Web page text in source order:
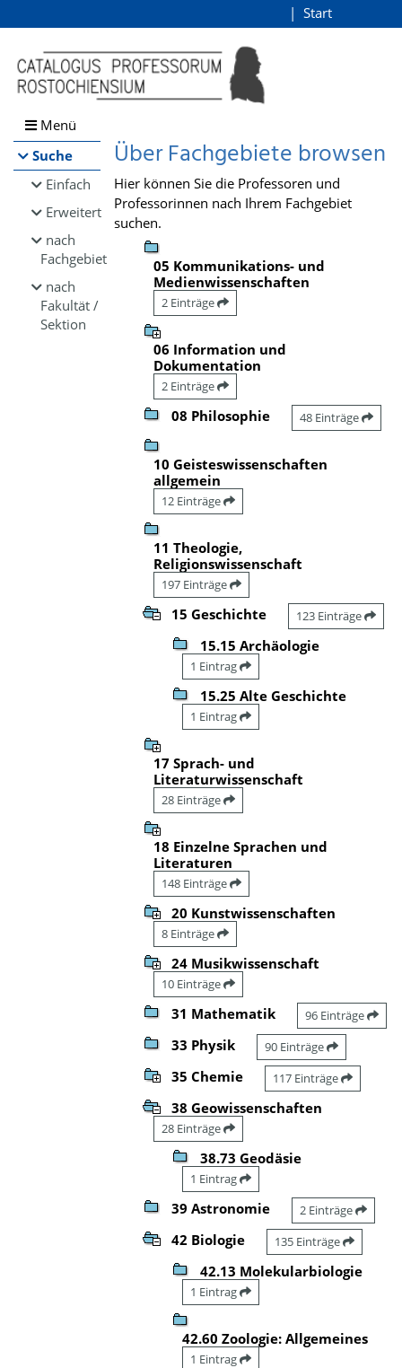
Browsen
direkt zum Inhalt
Start
Menü
Suche
Einfach
Erweitert
nach
Fachgebiet
nach
Fakultät /
Sektion
Über Fachgebiete browsen
Hier können Sie die Professoren und
Professorinnen nach Ihrem Fachgebiet
suchen.
05 Kommunikations- und
Medienwissenschaften
2 Einträge
06 Information und
Dokumentation
2 Einträge
08 Philosophie 48 Einträge
10 Geisteswissenschaften
allgemein
12 Einträge
11 Theologie,
Religionswissenschaft
197 Einträge
15 Geschichte 123 Einträge
15.15 Archäologie
1 Eintrag
15.25 Alte Geschichte
1 Eintrag
17 Sprach- und
Literaturwissenschaft
28 Einträge
18 Einzelne Sprachen und
Literaturen
148 Einträge
20 Kunstwissenschaften
8 Einträge
24 Musikwissenschaft
10 Einträge
31 Mathematik 96 Einträge
33 Physik 90 Einträge
35 Chemie 117 Einträge
38 Geowissenschaften
28 Einträge
38.73 Geodäsie
1 Eintrag
39 Astronomie 2 Einträge
42 Biologie 135 Einträge
42.13 Molekularbiologie
1 Eintrag
42.60 Zoologie: Allgemeines
1 Eintrag